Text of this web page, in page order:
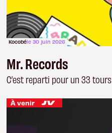
Kocobéle 30 juin 2026
Mr. Records
C’est reparti pour un 33 tours
À venir